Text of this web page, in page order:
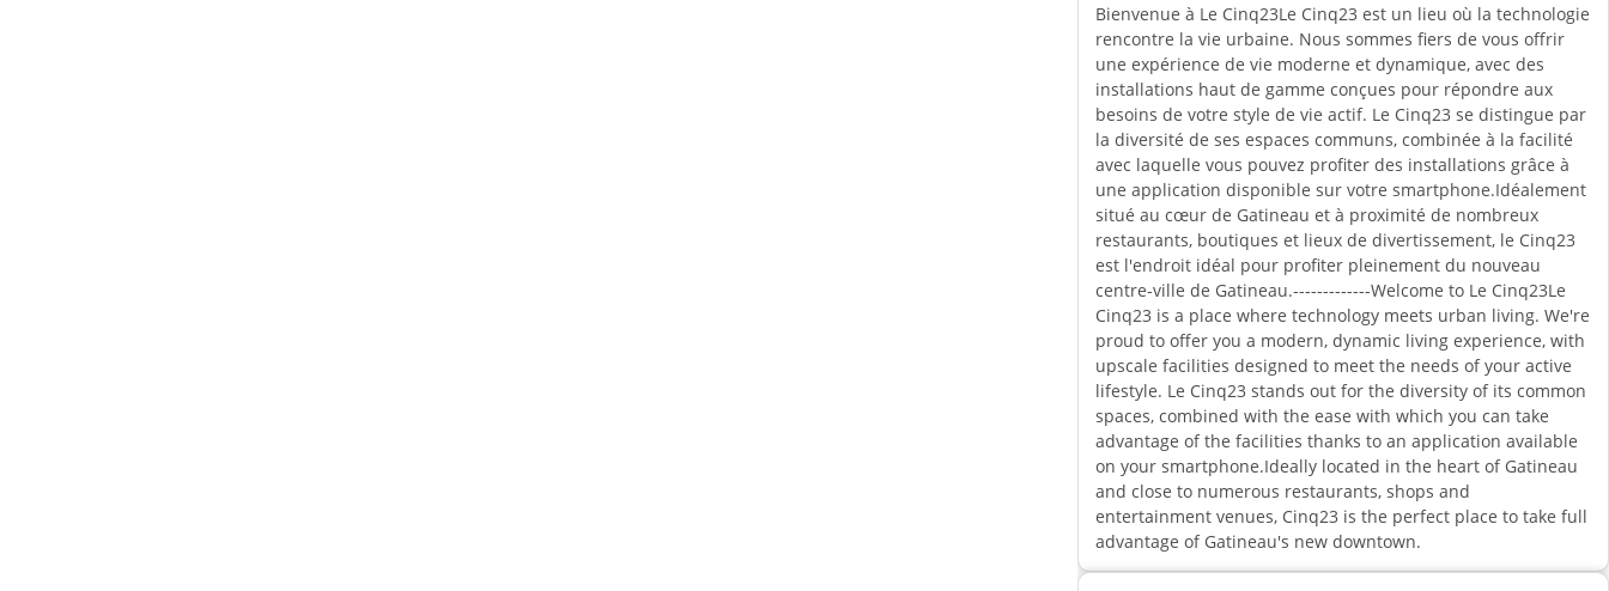
Bienvenue à Le Cinq23Le Cinq23 est un lieu où la technologie
rencontre la vie urbaine. Nous sommes fiers de vous offrir
une expérience de vie moderne et dynamique, avec des
installations haut de gamme conçues pour répondre aux
besoins de votre style de vie actif. Le Cinq23 se distingue par
la diversité de ses espaces communs, combinée à la facilité
avec laquelle vous pouvez profiter des installations grâce à
une application disponible sur votre smartphone.Idéalement
situé au cœur de Gatineau et à proximité de nombreux
restaurants, boutiques et lieux de divertissement, le Cinq23
est l'endroit idéal pour profiter pleinement du nouveau
centre-ville de Gatineau.-------------Welcome to Le Cinq23Le
Cinq23 is a place where technology meets urban living. We're
proud to offer you a modern, dynamic living experience, with
upscale facilities designed to meet the needs of your active
lifestyle. Le Cinq23 stands out for the diversity of its common
spaces, combined with the ease with which you can take
advantage of the facilities thanks to an application available
on your smartphone.Ideally located in the heart of Gatineau
and close to numerous restaurants, shops and
entertainment venues, Cinq23 is the perfect place to take full
advantage of Gatineau's new downtown.